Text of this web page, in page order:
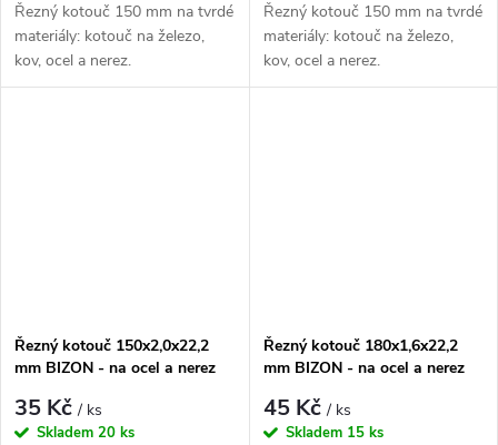
Řezný kotouč 150 mm na tvrdé
materiály: kotouč na železo,
kov, ocel a nerez.
Řezný kotouč 150 mm na tvrdé
materiály: kotouč na železo,
kov, ocel a nerez.
Řezný kotouč 150x2,0x22,2
mm BIZON - na ocel a nerez
35 Kč/ ks
Skladem 20 ks
Řezný kotouč 180x1,6x22,2
mm BIZON - na ocel a nerez
45 Kč/ ks
Skladem 15 ks